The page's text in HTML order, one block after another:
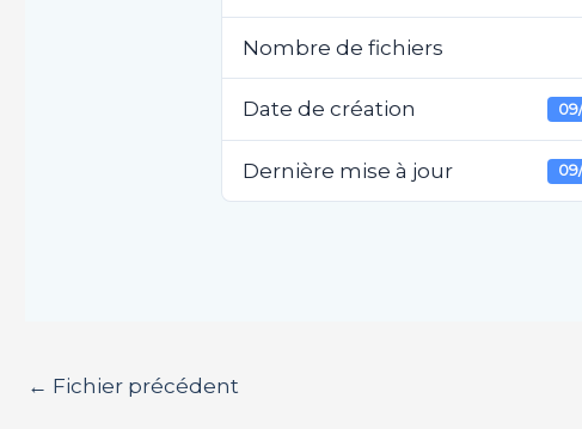
Nombre de fichiers
Date de création
Dernière mise à jour
← Fichier précédent